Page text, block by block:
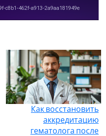
Как восстановить
аккредитацию
гематолога после